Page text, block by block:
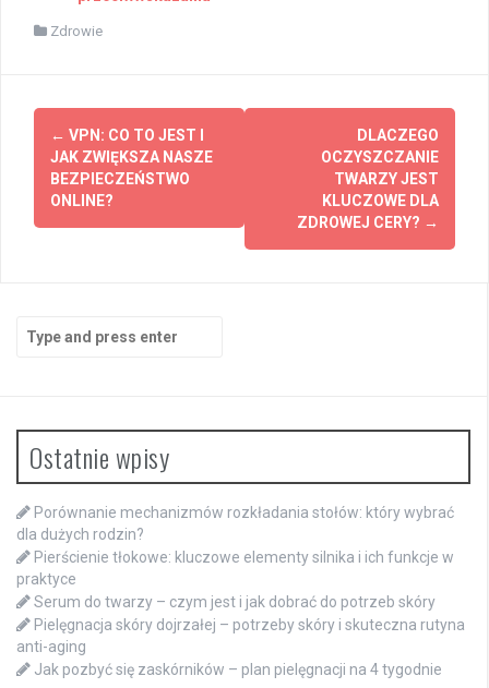
Zdrowie
Post
navigation
← VPN: CO TO JEST I
JAK ZWIĘKSZA NASZE
BEZPIECZEŃSTWO
ONLINE?
DLACZEGO
OCZYSZCZANIE
TWARZY JEST
KLUCZOWE DLA
ZDROWEJ CERY? →
Search
for:
Ostatnie wpisy
Porównanie mechanizmów rozkładania stołów: który wybrać
dla dużych rodzin?
Pierścienie tłokowe: kluczowe elementy silnika i ich funkcje w
praktyce
Serum do twarzy – czym jest i jak dobrać do potrzeb skóry
Pielęgnacja skóry dojrzałej – potrzeby skóry i skuteczna rutyna
anti-aging
Jak pozbyć się zaskórników – plan pielęgnacji na 4 tygodnie